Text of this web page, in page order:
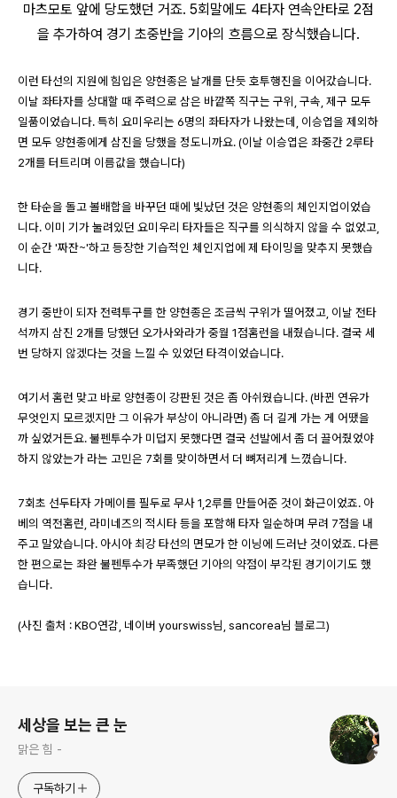
마츠모토 앞에 당도했던 거죠. 5회말에도 4타자 연속안타로 2점
을 추가하여 경기 초중반을 기아의 흐름으로 장식했습니다.
이런 타선의 지원에 힘입은 양현종은 날개를 단듯 호투행진을 이어갔습니다.
이날 좌타자를 상대할 때 주력으로 삼은 바깥쪽 직구는 구위, 구속, 제구 모두
일품이었습니다. 특히 요미우리는 6명의 좌타자가 나왔는데, 이승엽을 제외하
면 모두 양현종에게 삼진을 당했을 정도니까요. (이날 이승엽은 좌중간 2루타
2개를 터트리며 이름값을 했습니다)
한 타순을 돌고 볼배합을 바꾸던 때에 빛났던 것은 양현종의 체인지업이었습
니다. 이미 기가 눌려있던 요미우리 타자들은 직구를 의식하지 않을 수 없었고,
이 순간 '짜잔~'하고 등장한 기습적인 체인지업에 제 타이밍을 맞추지 못했습
니다.
경기 중반이 되자 전력투구를 한 양현종은 조금씩 구위가 떨어졌고, 이날 전타
석까지 삼진 2개를 당했던 오가사와라가 중월 1점홈런을 내줬습니다. 결국 세
번 당하지 않겠다는 것을 느낄 수 있었던 타격이었습니다.
여기서 홈런 맞고 바로 양현종이 강판된 것은 좀 아쉬웠습니다. (바뀐 연유가
무엇인지 모르겠지만 그 이유가 부상이 아니라면) 좀 더 길게 가는 게 어땠을
까 싶었거든요. 불펜투수가 미덥지 못했다면 결국 선발에서 좀 더 끌어줬었야
하지 않았는가 라는 고민은 7회를 맞이하면서 더 뼈저리게 느꼈습니다.
7회초 선두타자 가메이를 필두로 무사 1,2루를 만들어준 것이 화근이었죠. 아
베의 역전홈런, 라미네즈의 적시타 등을 포함해 타자 일순하며 무려 7점을 내
주고 말았습니다. 아시아 최강 타선의 면모가 한 이닝에 드러난 것이었죠. 다른
한 편으로는 좌완 불펜투수가 부족했던 기아의 약점이 부각된 경기이기도 했
습니다.
(사진 출처 : KBO연감, 네이버 yourswiss님, sancorea님 블로그)
세상을 보는 큰 눈
맑은 힘 -
구독하기